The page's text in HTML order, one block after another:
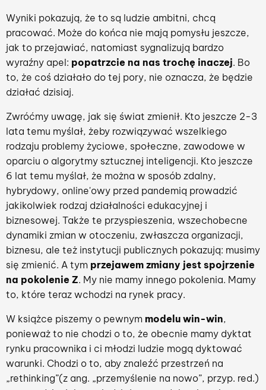
Wyniki pokazują, że to są ludzie ambitni, chcą
pracować. Może do końca nie mają pomysłu jeszcze,
jak to przejawiać, natomiast sygnalizują bardzo
wyraźny apel: popatrzcie na nas trochę inaczej. Bo
to, że coś działało do tej pory, nie oznacza, że będzie
działać dzisiaj.
Zwróćmy uwagę, jak się świat zmienił. Kto jeszcze 2-3
lata temu myślał, żeby rozwiązywać wszelkiego
rodzaju problemy życiowe, społeczne, zawodowe w
oparciu o algorytmy sztucznej inteligencji. Kto jeszcze
6 lat temu myślał, że można w sposób zdalny,
hybrydowy, online'owy przed pandemią prowadzić
jakikolwiek rodzaj działalności edukacyjnej i
biznesowej. Także te przyspieszenia, wszechobecne
dynamiki zmian w otoczeniu, zwłaszcza organizacji,
biznesu, ale też instytucji publicznych pokazują: musimy
się zmienić. A tym przejawem zmiany jest spojrzenie
na pokolenie Z. My nie mamy innego pokolenia. Mamy
to, które teraz wchodzi na rynek pracy.
W książce piszemy o pewnym modelu win-win,
ponieważ to nie chodzi o to, że obecnie mamy dyktat
rynku pracownika i ci młodzi ludzie mogą dyktować
warunki. Chodzi o to, aby znaleźć przestrzeń na
„rethinking”(z ang. „przemyślenie na nowo”, przyp. red.)